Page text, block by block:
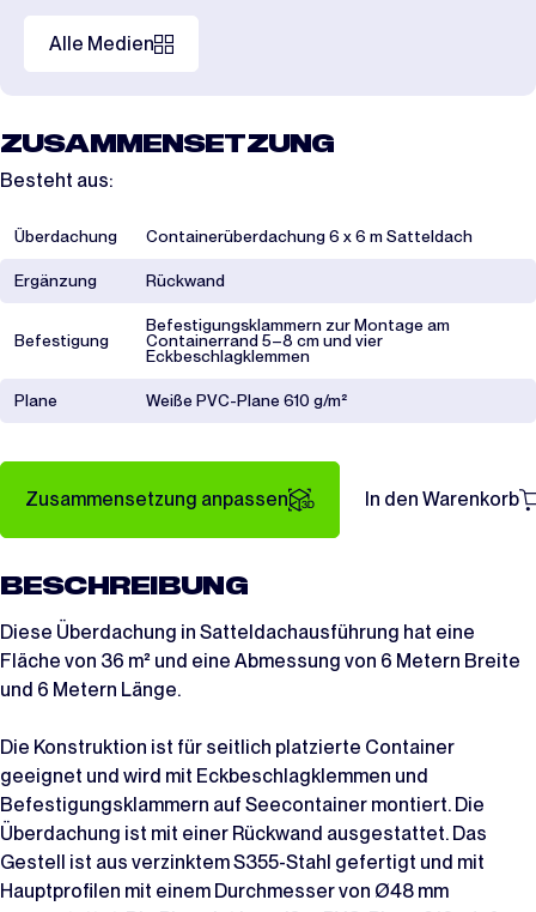
Alle Medien
ZUSAMMENSETZUNG
Besteht aus:
Überdachung Containerüberdachung 6 x 6 m Satteldach
Ergänzung Rückwand
Befestigung
Befestigungsklammern zur Montage am
Containerrand 5–8 cm und vier
Eckbeschlagklemmen
Plane Weiße PVC-Plane 610 g/m²
Zusammensetzung anpassen In den Warenkorb
BESCHREIBUNG
Diese Überdachung in Satteldachausführung hat eine
Fläche von 36 m² und eine Abmessung von 6 Metern Breite
und 6 Metern Länge.
Die Konstruktion ist für seitlich platzierte Container
geeignet und wird mit Eckbeschlagklemmen und
Befestigungsklammern auf Seecontainer montiert. Die
Überdachung ist mit einer Rückwand ausgestattet. Das
Gestell ist aus verzinktem S355-Stahl gefertigt und mit
Hauptprofilen mit einem Durchmesser von Ø48 mm